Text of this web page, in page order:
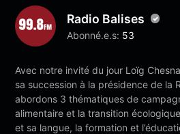
Radio Balises
Abonné.e.s: 53
Avec notre invité du jour Loïg
sa succession à la présidence de la
abordons 3 thématiques de
alimentaire et la transition
et sa langue, la formation et